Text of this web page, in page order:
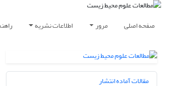
صفحه اصلی مرور اطلاعات نشریه
مقالات آماده انتشار